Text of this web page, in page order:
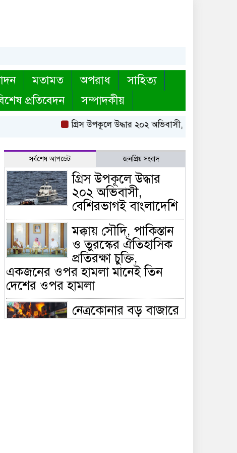
মতামত অপরাধ
সাহিত্য
প্রতিবেদন সম্পাদকীয়
গ্রিস উপকূলে উদ্ধার ২০২ অভিবাসী, বেশিরভাগই
সর্বশেষ আপডেট জনপ্রিয় সংবাদ
গ্রিস উপকূলে উদ্ধার
২০২ অভিবাসী,
বেশিরভাগই বাংলাদেশি
মক্কায় সৌদি, পাকিস্তান
ও তুরস্কের ঐতিহাসিক
প্রতিরক্ষা চুক্তি,
একজনের ওপর হামলা মানেই তিন
দেশের ওপর হামলা
নেত্রকোনার বড় বাজারে
ভয়াবহ আগুন, পুড়ছে ৫